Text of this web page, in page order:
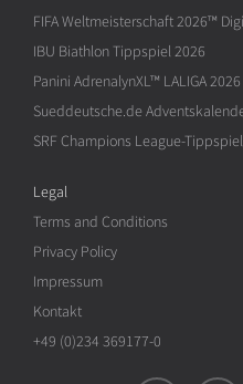
FIFA Weltmeisterschaft 2026™
IBU Biathlon Tippspiel 2026
Panini AdrenalynXL™ LALIGA 2026
Sueddeutsche.de
SRF Champions League-
Legal
Terms and Conditions
Privacy Policy
Impressum
Kontakt
+49 (0)234 369177-0